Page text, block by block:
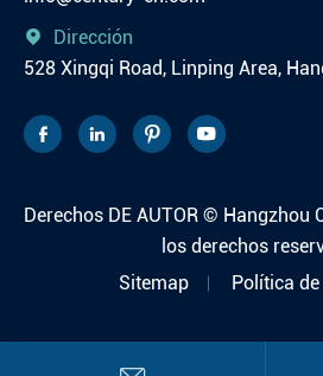

Dirección
528 Xingqi Road, Linping Area,
   
Derechos DE AUTOR © Hangzhou
los derechos
Sitemap
Política